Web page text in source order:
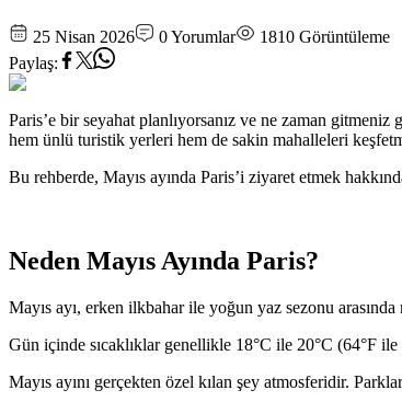
25 Nisan 2026 0Yorumlar 1810 Görüntüleme
Paylaş:
Paris’e bir seyahat planlıyorsanız ve ne zaman
hem ünlü turistik yerleri hem de sakin mahalleleri
Bu rehberde, Mayıs ayında Paris’i ziyaret etmek
Neden Mayıs Ayında Paris?
Mayıs ayı, erken ilkbahar ile yoğun yaz sezonu
Gün içinde sıcaklıklar genellikle 18°C ile 20°C (64°F
Mayıs ayını gerçekten özel kılan şey atmosferidir.